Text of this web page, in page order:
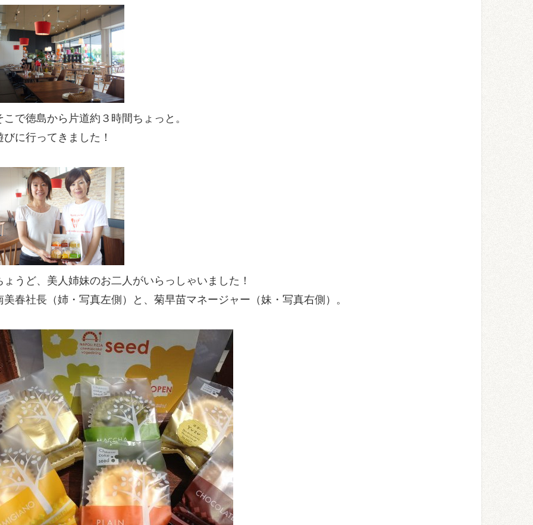
こで徳島から片道約３時間ちょっと。
びに行ってきました！
ょうど、美人姉妹のお二人がいらっしゃいました！
美春社長（姉・写真左側）と、菊早苗マネージャー（妹・写真右側）。